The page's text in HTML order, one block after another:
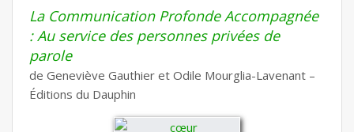
La Communication Profonde Accompagnée
: Au service des personnes privées de
parole
de Geneviève Gauthier et Odile Mourglia-Lavenant –
Éditions du Dauphin